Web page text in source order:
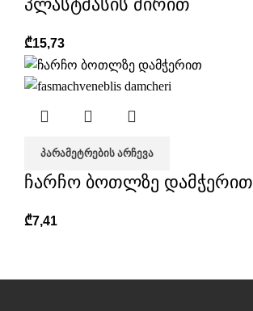
პლასტმასის ძირით
₾15,73
ᲞᲐᲠᲐᲛᲔᲢᲠᲔᲑᲘᲡ ᲐᲠᲩᲔᲕᲐ
ჩარჩო ბოთლზე დამჭერით
₾7,41